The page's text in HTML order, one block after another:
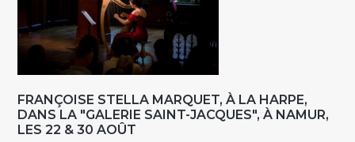
FRANÇOISE STELLA MARQUET, À LA HARPE,
DANS LA "GALERIE SAINT-JACQUES", À NAMUR,
LES 22 & 30 AOÛT